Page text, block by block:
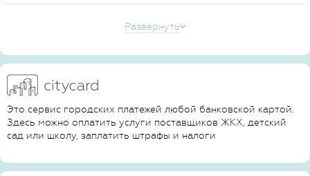
Развернуть
Это сервис городских платежей любой банковской картой.
Здесь можно оплатить услуги поставщиков ЖКХ, детский
сад или школу, заплатить штрафы и налоги